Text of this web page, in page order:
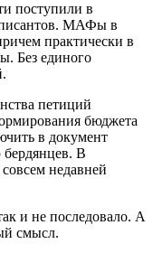
поступили в
МАФы в
практически в
Без единого
петиций
бюджета
в документ
В
недавней
и не последовало. А
смысл.